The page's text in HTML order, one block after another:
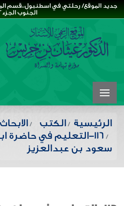
جديد الموقع/ رحلتي في اسطنبول،،قسم
الجنوب الجزء32
الرئيسية الكتب
116-التعليم في
سعود بن عبدالعزيز